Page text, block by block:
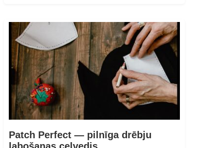
Patch Perfect — pilnīga drēbju